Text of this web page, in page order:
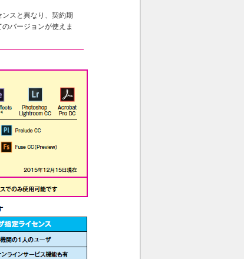
スと異なり、契約期
バージョンが使えま